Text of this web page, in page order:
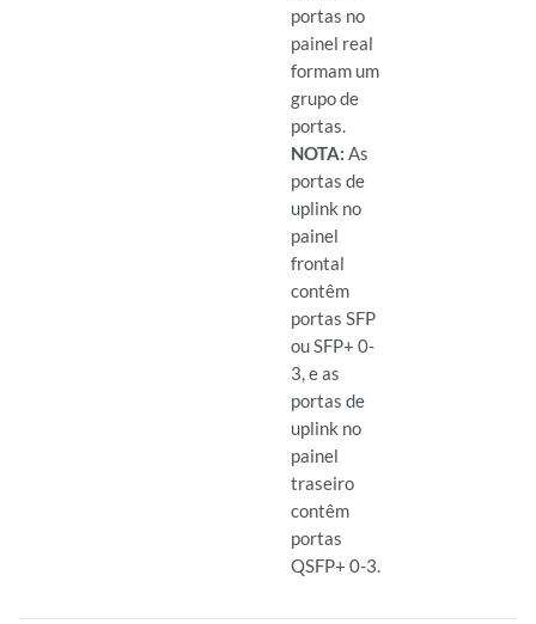
portas no
painel real
formam um
grupo de
portas.
NOTA: As
portas de
uplink no
painel
frontal
contêm
portas SFP
ou SFP+ 0-
3, e as
portas de
uplink no
painel
traseiro
contêm
portas
QSFP+ 0-3.